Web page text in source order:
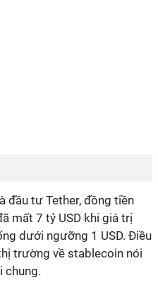
đầu tư Tether, đồng tiền
mất 7 tỷ USD khi giá trị
dưới ngưỡng 1 USD. Điều
trường về stablecoin nói
chung.